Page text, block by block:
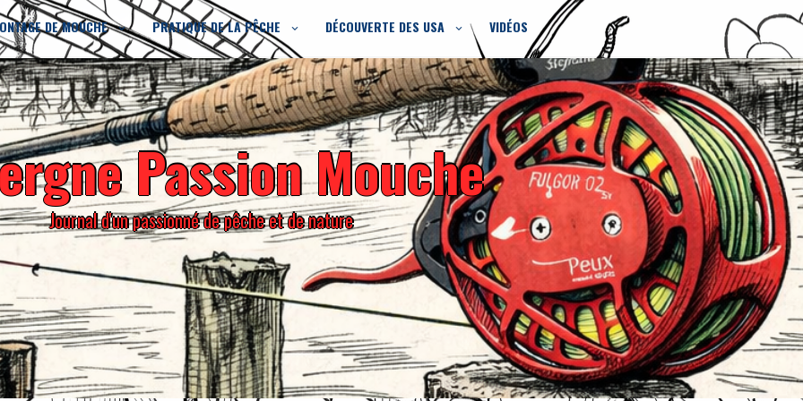
DE MOUCHE PRATIQUE DE LA PÊCHE DÉCOUVERTE DES USA VIDÉOS
Passion Mouche
Journal d'un passionné de pêche et de nature